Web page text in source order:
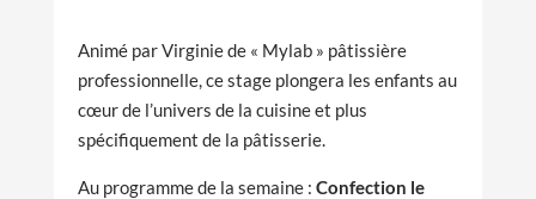
Animé par Virginie de « Mylab » pâtissière
professionnelle, ce stage plongera les enfants au
cœur de l’univers de la cuisine et plus
spécifiquement de la pâtisserie.
Au programme de la semaine : Confection le